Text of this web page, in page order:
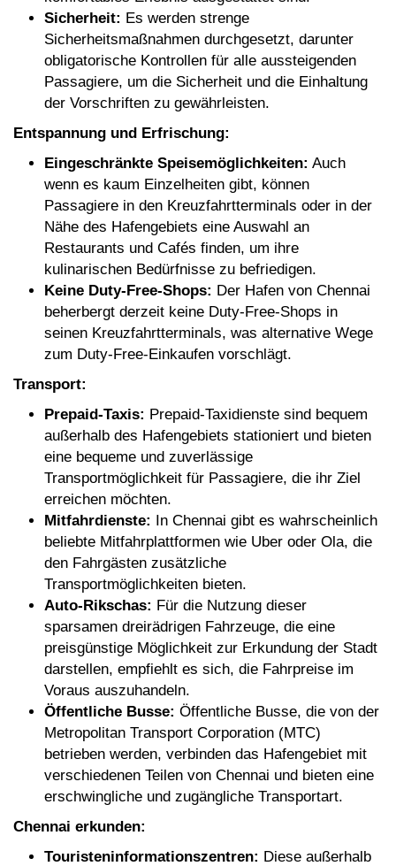
Sicherheit: Es werden strenge
Sicherheitsmaßnahmen durchgesetzt, darunter
obligatorische Kontrollen für alle aussteigenden
Passagiere, um die Sicherheit und die Einhaltung
der Vorschriften zu gewährleisten.
Entspannung und Erfrischung:
Eingeschränkte Speisemöglichkeiten: Auch
wenn es kaum Einzelheiten gibt, können
Passagiere in den Kreuzfahrtterminals oder in der
Nähe des Hafengebiets eine Auswahl an
Restaurants und Cafés finden, um ihre
kulinarischen Bedürfnisse zu befriedigen.
Keine Duty-Free-Shops: Der Hafen von Chennai
beherbergt derzeit keine Duty-Free-Shops in
seinen Kreuzfahrtterminals, was alternative Wege
zum Duty-Free-Einkaufen vorschlägt.
Transport:
Prepaid-Taxis: Prepaid-Taxidienste sind bequem
außerhalb des Hafengebiets stationiert und bieten
eine bequeme und zuverlässige
Transportmöglichkeit für Passagiere, die ihr Ziel
erreichen möchten.
Mitfahrdienste: In Chennai gibt es wahrscheinlich
beliebte Mitfahrplattformen wie Uber oder Ola, die
den Fahrgästen zusätzliche
Transportmöglichkeiten bieten.
Auto-Rikschas: Für die Nutzung dieser
sparsamen dreirädrigen Fahrzeuge, die eine
preisgünstige Möglichkeit zur Erkundung der Stadt
darstellen, empfiehlt es sich, die Fahrpreise im
Voraus auszuhandeln.
Öffentliche Busse: Öffentliche Busse, die von der
Metropolitan Transport Corporation (MTC)
betrieben werden, verbinden das Hafengebiet mit
verschiedenen Teilen von Chennai und bieten eine
erschwingliche und zugängliche Transportart.
Chennai erkunden:
Touristeninformationszentren: Diese außerhalb